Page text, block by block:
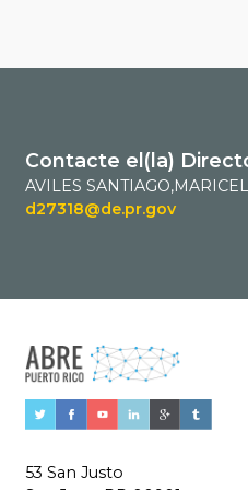
Contacte el(la)
AVILES
d27318@de.pr.gov
53 San Justo